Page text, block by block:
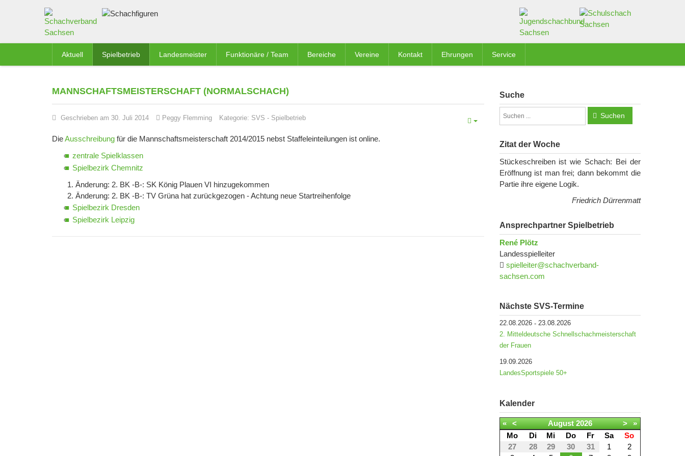
Aktuell Spielbetrieb Landesmeister Funktionäre / Team Bereiche Vereine Kontakt Ehrungen Service
MANNSCHAFTSMEISTERSCHAFT (NORMALSCHACH)
Geschrieben am 30. Juli 2014 Peggy Flemming Kategorie: SVS - Spielbetrieb
DieAusschreibung für die Mannschaftsmeisterschaft 2014/2015 nebst Staffeleinteilungen ist online.
zentrale Spielklassen
Spielbezirk Chemnitz
1. Änderung: 2. BK -B-: SK König Plauen VI hinzugekommen
2. Änderung: 2. BK -B-: TV Grüna hat zurückgezogen - Achtung neue Startreihenfolge
Spielbezirk Dresden
Spielbezirk Leipzig
Suche
Suchen
Zitat der Woche
Stückeschreiben ist wie Schach: Bei der
Eröffnung ist man frei; dann bekommt die
Partie ihre eigene Logik.
Friedrich Dürrenmatt
Ansprechpartner Spielbetrieb
René Plötz
Landesspielleiter
spielleiter@schachverband-
sachsen.com
Nächste SVS-Termine
22.08.2026- 23.08.2026
2. Mitteldeutsche Schnellschachmeisterschaft
der Frauen
19.09.2026
LandesSportspiele 50+
Kalender
« < August 2026 >
»
Mo
Di Mi Do Fr Sa
So
27
28 29 30 31 1
2